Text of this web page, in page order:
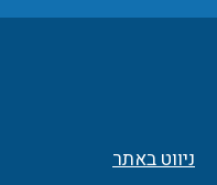
ניווט באתר